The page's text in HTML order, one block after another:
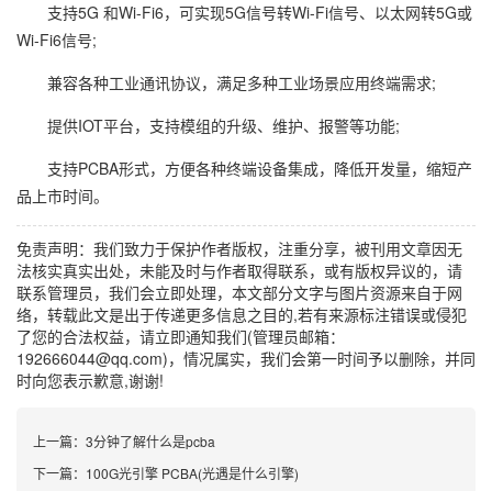
支持5G 和Wi-Fi6，可实现5G信号转Wi-Fi信号、以太网转5G或
Wi-Fi6信号;
兼容各种工业通讯协议，满足多种工业场景应用终端需求;
提供IOT平台，支持模组的升级、维护、报警等功能;
支持PCBA形式，方便各种终端设备集成，降低开发量，缩短产
品上市时间。
免责声明：我们致力于保护作者版权，注重分享，被刊用文章因无
法核实真实出处，未能及时与作者取得联系，或有版权异议的，请
联系管理员，我们会立即处理，本文部分文字与图片资源来自于网
络，转载此文是出于传递更多信息之目的,若有来源标注错误或侵犯
了您的合法权益，请立即通知我们(管理员邮箱：
192666044@qq.com)，情况属实，我们会第一时间予以删除，并同
时向您表示歉意,谢谢!
上一篇： 3分钟了解什么是pcba
下一篇： 100G光引擎 PCBA(光遇是什么引擎)